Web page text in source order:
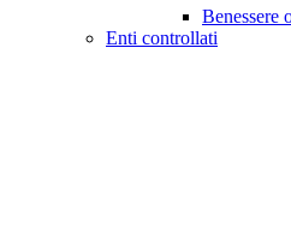
Benessere
Enti controllati